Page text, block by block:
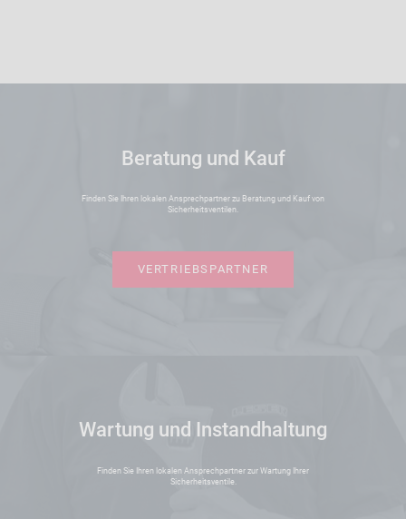
Beratung und Kauf
Finden Sie Ihren lokalen Ansprechpartner zu Beratung und Kauf von
Sicherheitsventilen.
VERTRIEBSPARTNER
Wartung und Instandhaltung
Finden Sie Ihren lokalen Ansprechpartner zur Wartung Ihrer
Sicherheitsventile.